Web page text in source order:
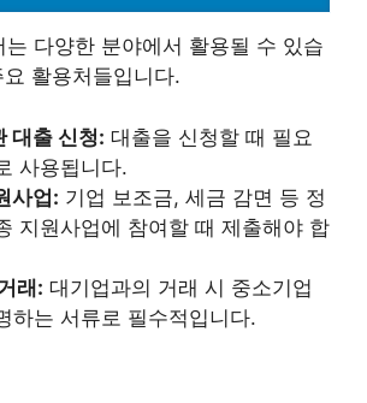
는 다양한 분야에서 활용될 수 있습
활용처들입니다.
대출 신청: 대출을 신청할 때 필요
사용됩니다.
사업: 기업 보조금, 세금 감면 등 정
지원사업에 참여할 때 제출해야 합
래: 대기업과의 거래 시 중소기업
하는 서류로 필수적입니다.